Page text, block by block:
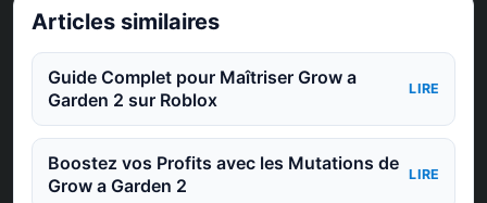
Articles similaires
Guide Complet pour Maîtriser Grow a
Garden 2 sur Roblox
LIRE
Boostez vos Profits avec les Mutations de
Grow a Garden 2
LIRE